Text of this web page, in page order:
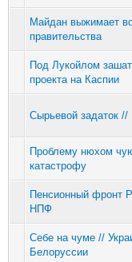
Майдан выжимает
правительства
Под Лукойлом
проекта на Каспии
Сырьевой задаток //
Проблему нюхом
катастрофу
Пенсионный фронт
НПФ
Себе на чуме //
Белоруссии